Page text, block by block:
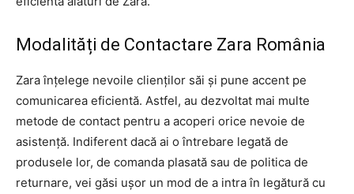
Modalități de Contactare Zara România
Zara înțelege nevoile clienților săi și pune accent pe
comunicarea eficientă. Astfel, au dezvoltat mai multe
metode de contact pentru a acoperi orice nevoie de
asistență. Indiferent dacă ai o întrebare legată de
produsele lor, de comanda plasată sau de politica de
returnare, vei găsi ușor un mod de a intra în legătură cu